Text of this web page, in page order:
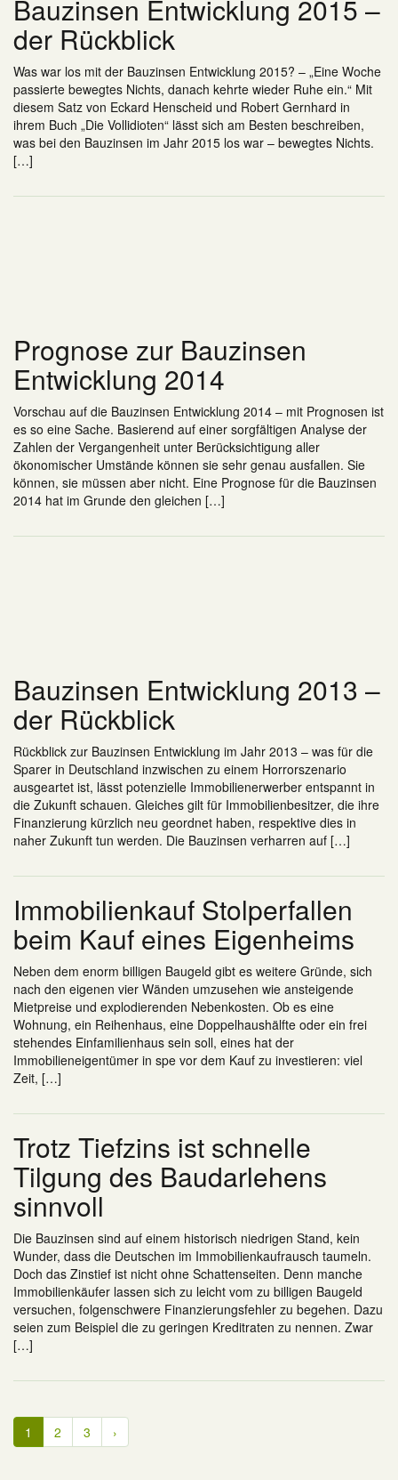
Bauzinsen Entwicklung 2015 –
der Rückblick
Was war los mit der Bauzinsen Entwicklung 2015? – „Eine Woche
passierte bewegtes Nichts, danach kehrte wieder Ruhe ein.“ Mit
diesem Satz von Eckard Henscheid und Robert Gernhard in
ihrem Buch „Die Vollidioten“ lässt sich am Besten beschreiben,
was bei den Bauzinsen im Jahr 2015 los war – bewegtes Nichts.
[…]
Prognose zur Bauzinsen
Entwicklung 2014
Vorschau auf die Bauzinsen Entwicklung 2014 – mit Prognosen ist
es so eine Sache. Basierend auf einer sorgfältigen Analyse der
Zahlen der Vergangenheit unter Berücksichtigung aller
ökonomischer Umstände können sie sehr genau ausfallen. Sie
können, sie müssen aber nicht. Eine Prognose für die Bauzinsen
2014 hat im Grunde den gleichen […]
Bauzinsen Entwicklung 2013 –
der Rückblick
Rückblick zur Bauzinsen Entwicklung im Jahr 2013 – was für die
Sparer in Deutschland inzwischen zu einem Horrorszenario
ausgeartet ist, lässt potenzielle Immobilienerwerber entspannt in
die Zukunft schauen. Gleiches gilt für Immobilienbesitzer, die ihre
Finanzierung kürzlich neu geordnet haben, respektive dies in
naher Zukunft tun werden. Die Bauzinsen verharren auf […]
Immobilienkauf Stolperfallen
beim Kauf eines Eigenheims
Neben dem enorm billigen Baugeld gibt es weitere Gründe, sich
nach den eigenen vier Wänden umzusehen wie ansteigende
Mietpreise und explodierenden Nebenkosten. Ob es eine
Wohnung, ein Reihenhaus, eine Doppelhaushälfte oder ein frei
stehendes Einfamilienhaus sein soll, eines hat der
Immobilieneigentümer in spe vor dem Kauf zu investieren: viel
Zeit, […]
Trotz Tiefzins ist schnelle
Tilgung des Baudarlehens
sinnvoll
Die Bauzinsen sind auf einem historisch niedrigen Stand, kein
Wunder, dass die Deutschen im Immobilienkaufrausch taumeln.
Doch das Zinstief ist nicht ohne Schattenseiten. Denn manche
Immobilienkäufer lassen sich zu leicht vom zu billigen Baugeld
versuchen, folgenschwere Finanzierungsfehler zu begehen. Dazu
seien zum Beispiel die zu geringen Kreditraten zu nennen. Zwar
[…]
1 2 3 ›